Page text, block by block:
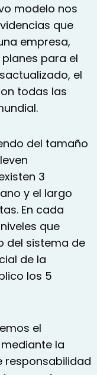
modelo nos
que
empresa,
para el
el
todas las
del tamaño
3
y el largo
En cada
que
del sistema de
de la
los 5
el
la
responsabilidad